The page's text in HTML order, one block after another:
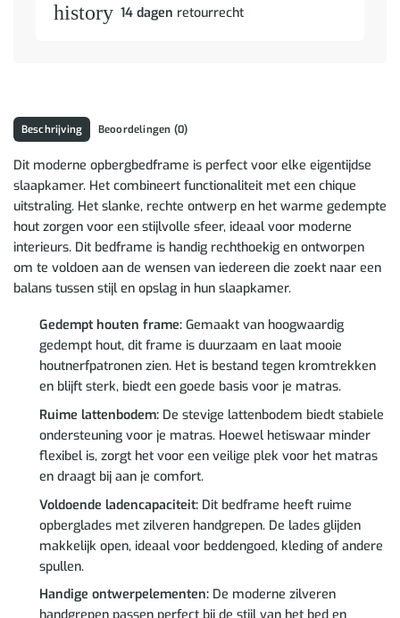
history 14 dagen retourrecht
Beschrijving Beoordelingen (0)
Dit moderne opbergbedframe is perfect voor elke eigentijdse
slaapkamer. Het combineert functionaliteit met een chique
uitstraling. Het slanke, rechte ontwerp en het warme gedempte
hout zorgen voor een stijlvolle sfeer, ideaal voor moderne
interieurs. Dit bedframe is handig rechthoekig en ontworpen
om te voldoen aan de wensen van iedereen die zoekt naar een
balans tussen stijl en opslag in hun slaapkamer.
Gedempt houten frame:Gemaakt van hoogwaardig
gedempt hout, dit frame is duurzaam en laat mooie
houtnerfpatronen zien. Het is bestand tegen kromtrekken
en blijft sterk, biedt een goede basis voor je matras.
Ruime lattenbodem:De stevige lattenbodem biedt stabiele
ondersteuning voor je matras. Hoewel hetiswaar minder
flexibel is, zorgt het voor een veilige plek voor het matras
en draagt bij aan je comfort.
Voldoende ladencapaciteit:Dit bedframe heeft ruime
opberglades met zilveren handgrepen. De lades glijden
makkelijk open, ideaal voor beddengoed, kleding of andere
spullen.
Handige ontwerpelementen:De moderne zilveren